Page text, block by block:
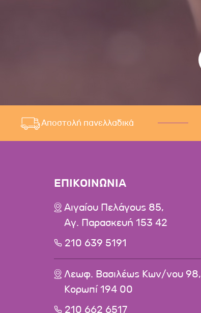
Αποστολή πανελλαδικά
ΕΠΙΚΟΙΝΩΝΙΑ
Αιγαίου Πελάγους 85,
Αγ. Παρασκευή 153 42
210 639 5191
Λεωφ. Βασιλέως Κων/νου 98,
Κορωπί 194 00
210 662 6517